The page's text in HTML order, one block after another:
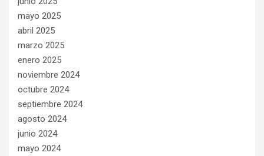
mayo 2025
abril 2025
marzo 2025
enero 2025
noviembre 2024
octubre 2024
septiembre 2024
agosto 2024
junio 2024
mayo 2024